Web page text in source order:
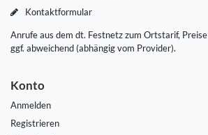
Kontaktformular
Anrufe aus dem dt. Festnetz zum Ortstarif,
ggf. abweichend (abhängig vom Provider).
Konto
Anmelden
Registrieren